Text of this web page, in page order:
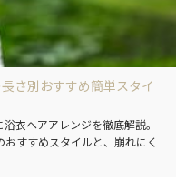
さ別おすすめ簡単スタイ
衣ヘアアレンジを徹底解説。
すすめスタイルと、崩れにく